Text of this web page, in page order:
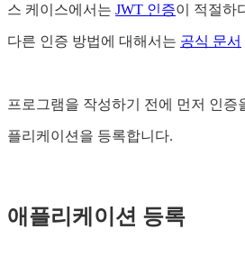
스 케이스에서는 JWT 인증이 적절하
다른 인증 방법에 대해서는 공식 문서
프로그램을 작성하기 전에 먼저 인증
플리케이션을 등록합니다.
애플리케이션 등록